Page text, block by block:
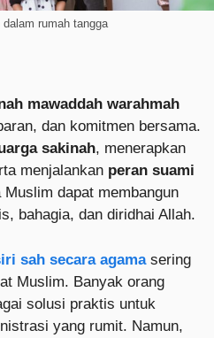
rumah tangga
mawaddah warahmah
dan komitmen bersama.
sakinah, menerapkan
menjalankan peran suami
Muslim dapat membangun
bahagia, dan diridhai Allah.
sah secara agamasering
Muslim. Banyak orang
solusi praktis untuk
yang rumit. Namun,